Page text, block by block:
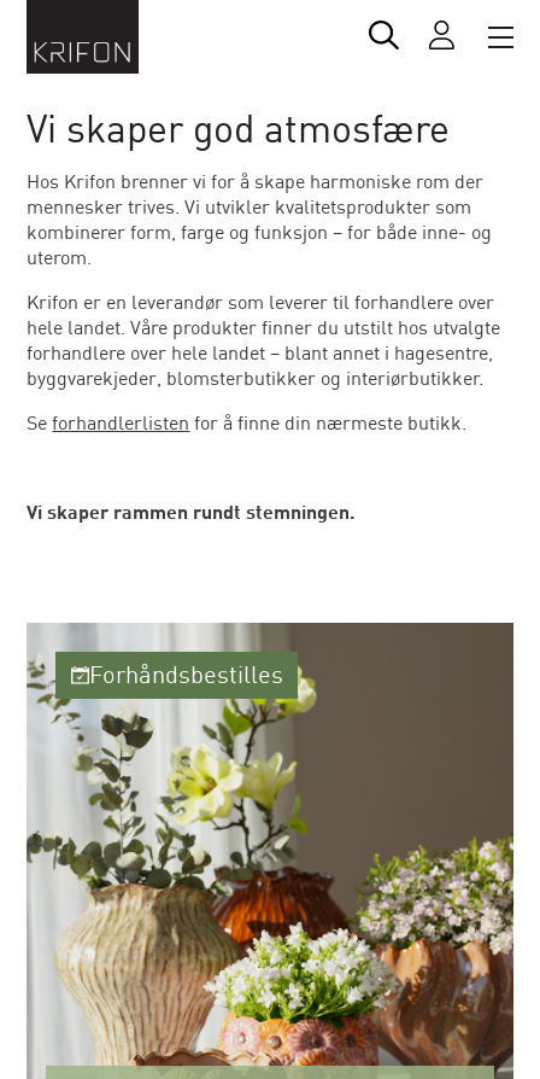
Vi skaper god atmosfære
Hos Krifon brenner vi for å skape harmoniske rom der
mennesker trives. Vi utvikler kvalitetsprodukter som
kombinerer form, farge og funksjon – for både inne- og
uterom.
Krifon er en leverandør som leverer til forhandlere over
hele landet. Våre produkter finner du utstilt hos utvalgte
forhandlere over hele landet – blant annet i hagesentre,
byggvarekjeder, blomsterbutikker og interiørbutikker.
Seforhandlerlisten for å finne din nærmeste butikk.
Vi skaper rammen rundt stemningen.
Forhåndsbestilles